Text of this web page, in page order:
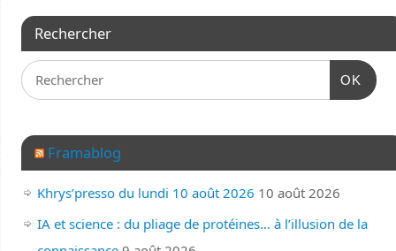
Rechercher
OK
Framablog
Khrys’presso du lundi 10 août 2026 10 août 2026
IA et science : du pliage de protéines… à l’illusion de la